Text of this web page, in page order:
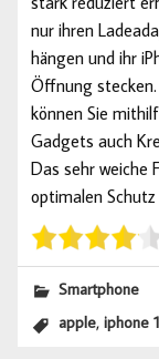
nur ihren
hängen und ihr
Öffnung stecken.
können Sie
Gadgets auch
Das sehr weiche
optimalen
Smartphone
apple,iphone